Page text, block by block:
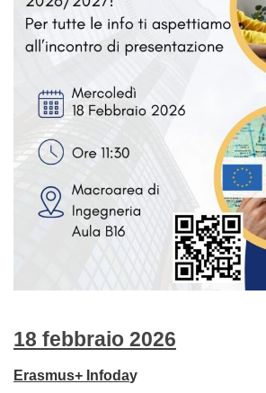
18 febbraio 2026
Erasmus+ Infoday